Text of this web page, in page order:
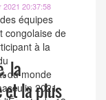
2021 20:37:58
équipes
congolaise de
à la
du monde
2021,
la
et la plus